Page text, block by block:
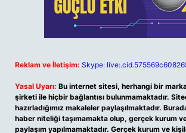
Reklam ve İletişim: Skype:
Yasal Uyarı: Bu internet sitesi, herhangi bir
şirketi ile hiçbir bağlantısı bulunmamaktadır.
hazırladığımız makaleler paylaşılmaktadır.
haber niteliği taşımamakta olup, gerçek kurum
paylaşım yapılmamaktadır. Gerçek kurum ve